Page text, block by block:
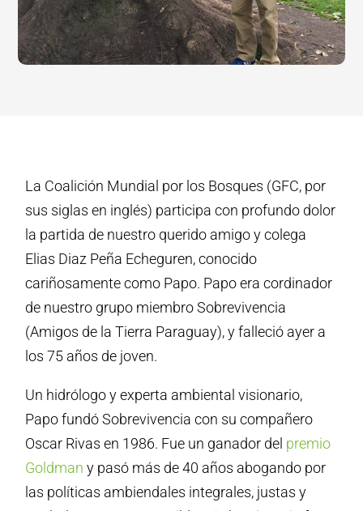
La Coalición Mundial por los Bosques (GFC, por
sus siglas en inglés) participa con profundo dolor
la partida de nuestro querido amigo y colega
Elias Diaz Peña Echeguren, conocido
cariñosamente como Papo. Papo era cordinador
de nuestro grupo miembro Sobrevivencia
(Amigos de la Tierra Paraguay), y falleció ayer a
los 75 años de joven.
Un hidrólogo y experta ambiental visionario,
Papo fundó Sobrevivencia con su compañero
Oscar Rivas en 1986. Fue un ganador del premio
Goldman y pasó más de 40 años abogando por
las políticas ambiendales integrales, justas y